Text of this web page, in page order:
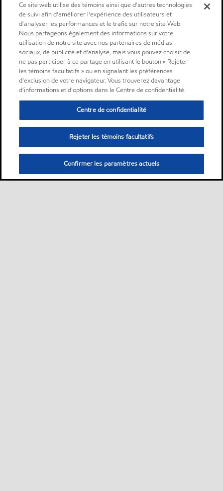
Ce site web utilise des témoins ainsi que d'autres technologies
de suivi afin d'améliorer l'expérience des utilisateurs et
d'analyser les performances et le trafic sur notre site Web.
Nous partageons également des informations sur votre
utilisation de notre site avec nos partenaires de médias
sociaux, de publicité et d'analyse, mais vous pouvez choisir de
ne pas participer à ce partage en utilisant le bouton « Rejeter
les témoins facultatifs » ou en signalant les préférences
d'exclusion de votre navigateur. Vous trouverez davantage
d'informations et d'options dans le Centre de confidentialité.
Centre de confidentialité
Rejeter les témoins facultatifs
Confirmer les paramètres actuels